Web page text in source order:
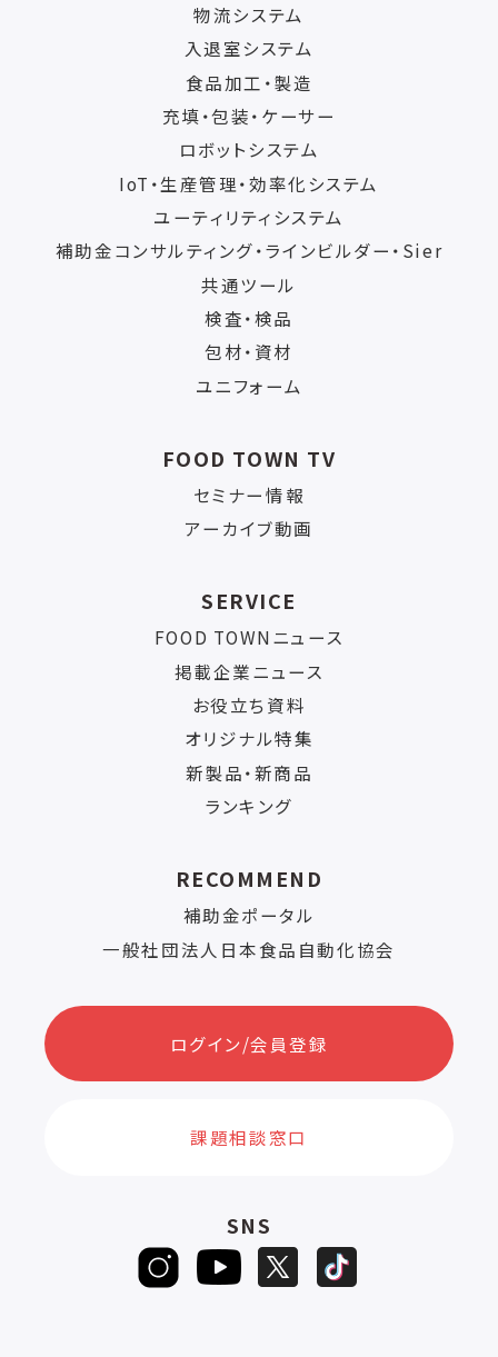
物流システム
入退室システム
食品加工・製造
充填・包装・ケーサー
ロボットシステム
IoT・生産管理・効率化システム
ユーティリティシステム
補助金コンサルティング・ラインビルダー・Sier
共通ツール
検査・検品
包材・資材
ユニフォーム
FOOD TOWN TV
セミナー情報
アーカイブ動画
SERVICE
FOOD TOWNニュース
掲載企業ニュース
お役立ち資料
オリジナル特集
新製品・新商品
ランキング
RECOMMEND
補助金ポータル
一般社団法人日本食品自動化協会
ログイン/会員登録
課題相談窓口
SNS